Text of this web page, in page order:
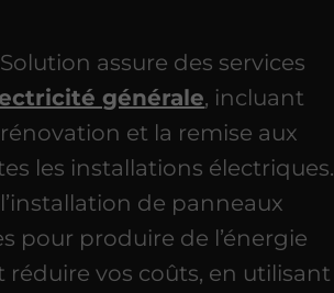
assure des services
générale, incluant
et la remise aux
les installations électriques.
de panneaux
pour produire de l’énergie
réduire vos coûts, en utilisant